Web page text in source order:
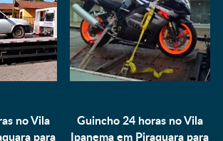
no Vila
para
Guincho 24 horas no Vila
Ipanema em Piraquara para